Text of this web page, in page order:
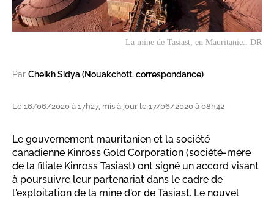
La mine de Tasiast, en Mauritanie.. DR
Par Cheikh Sidya (Nouakchott, correspondance)
Le 16/06/2020 à 17h27, mis à jour le 17/06/2020 à 08h42
Le gouvernement mauritanien et la société
canadienne Kinross Gold Corporation (société-mère
de la filiale Kinross Tasiast) ont signé un accord visant
à poursuivre leur partenariat dans le cadre de
l'exploitation de la mine d'or de Tasiast. Le nouvel